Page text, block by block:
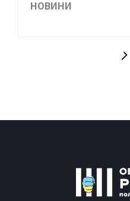
НОВИНИ